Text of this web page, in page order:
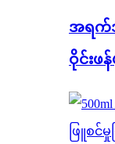
အရက်
ဝိုင်းဖ